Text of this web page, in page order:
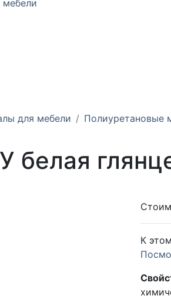
для мебели Полиуретановые
белая
К